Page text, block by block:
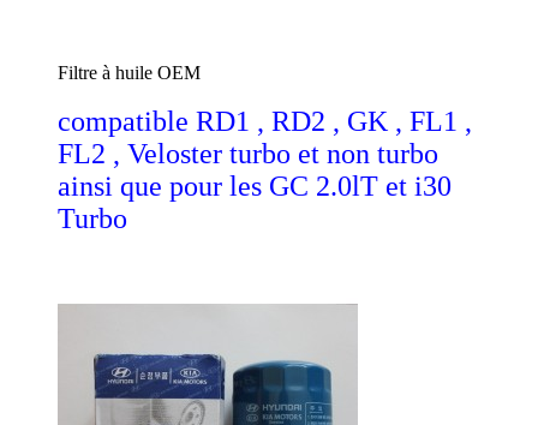
Filtre à huile OEM
compatible RD1 , RD2 , GK , FL1 ,
FL2 , Veloster turbo et non turbo
ainsi que pour les GC 2.0lT et i30
Turbo